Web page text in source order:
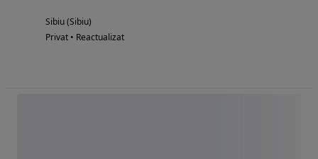
Sibiu (Sibiu)
Privat • Reactualizat